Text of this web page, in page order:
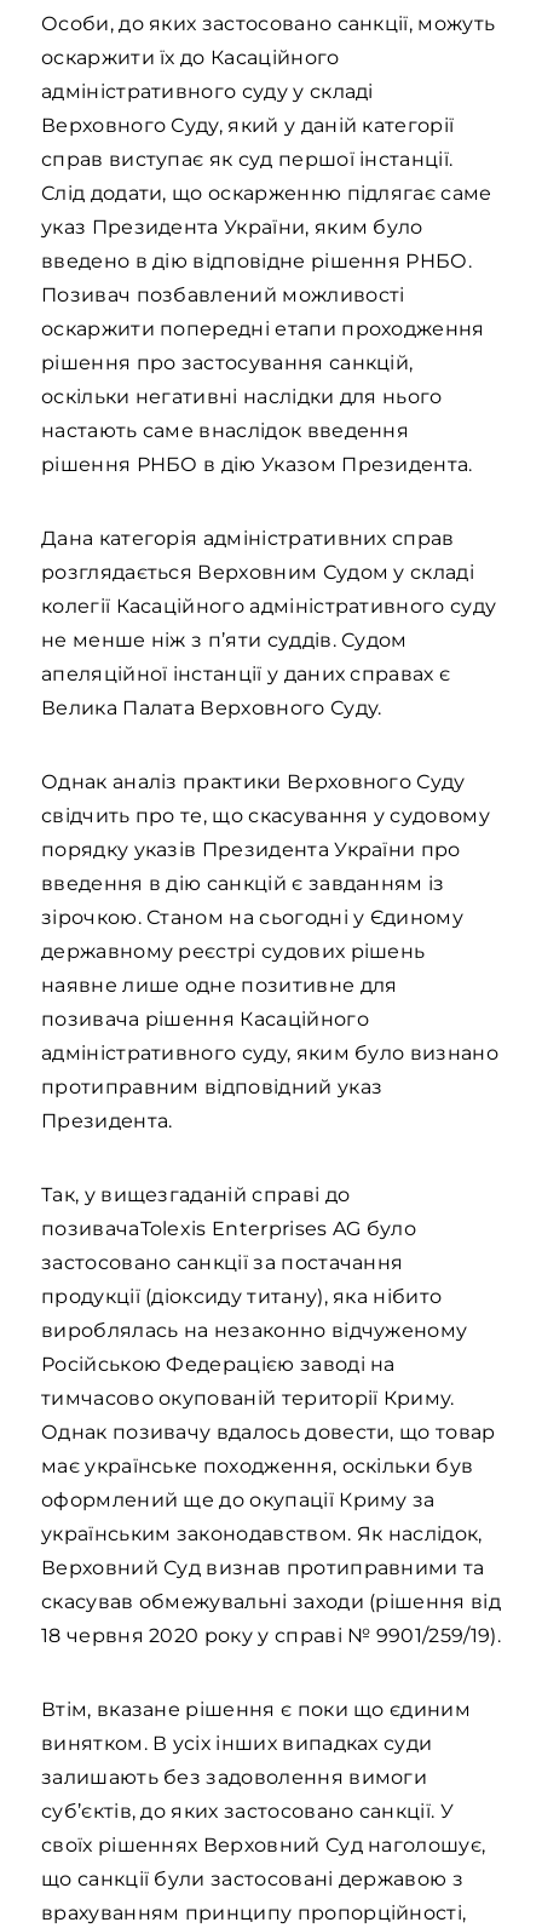
Особи, до яких застосовано санкції, можуть
оскаржити їх до Касаційного
адміністративного суду у складі
Верховного Суду, який у даній категорії
справ виступає як суд першої інстанції.
Слід додати, що оскарженню підлягає саме
указ Президента України, яким було
введено в дію відповідне рішення РНБО.
Позивач позбавлений можливості
оскаржити попередні етапи проходження
рішення про застосування санкцій,
оскільки негативні наслідки для нього
настають саме внаслідок введення
рішення РНБО в дію Указом Президента.
Дана категорія адміністративних справ
розглядається Верховним Судом у складі
колегії Касаційного адміністративного суду
не менше ніж з п’яти суддів. Судом
апеляційної інстанції у даних справах є
Велика Палата Верховного Суду.
Однак аналіз практики Верховного Суду
свідчить про те, що скасування у судовому
порядку указів Президента України про
введення в дію санкцій є завданням із
зірочкою. Станом на сьогодні у Єдиному
державному реєстрі судових рішень
наявне лише одне позитивне для
позивача рішення Касаційного
адміністративного суду, яким було визнано
протиправним відповідний указ
Президента.
Так, у вищезгаданій справі до
позивачаTolexis Enterprises AG було
застосовано санкції за постачання
продукції (діоксиду титану), яка нібито
вироблялась на незаконно відчуженому
Російською Федерацією заводі на
тимчасово окупованій території Криму.
Однак позивачу вдалось довести, що товар
має українське походження, оскільки був
оформлений ще до окупації Криму за
українським законодавством. Як наслідок,
Верховний Суд визнав протиправними та
скасував обмежувальні заходи (рішення від
18 червня 2020 року у справі № 9901/259/19).
Втім, вказане рішення є поки що єдиним
винятком. В усіх інших випадках суди
залишають без задоволення вимоги
суб’єктів, до яких застосовано санкції. У
своїх рішеннях Верховний Суд наголошує,
що санкції були застосовані державою з
врахуванням принципу пропорційності,